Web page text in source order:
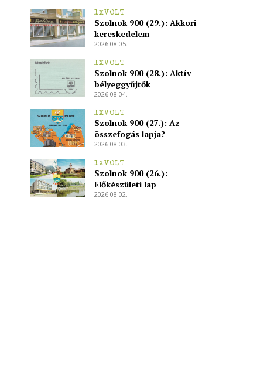
1XVOLT
Szolnok 900 (29.): Akkori
kereskedelem
2026.08.05.
1XVOLT
Szolnok 900 (28.): Aktív
bélyeggyűjtők
2026.08.04.
1XVOLT
Szolnok 900 (27.): Az
összefogás lapja?
2026.08.03.
1XVOLT
Szolnok 900 (26.):
Előkészületi lap
2026.08.02.